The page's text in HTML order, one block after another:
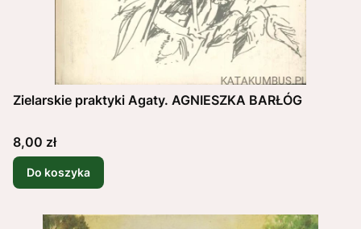
Zielarskie praktyki Agaty. AGNIESZKA BARŁÓG
Cena
8,00 zł
Do koszyka